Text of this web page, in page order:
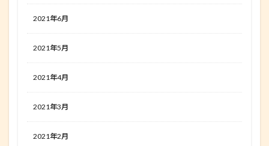
2021年6月
2021年5月
2021年4月
2021年3月
2021年2月